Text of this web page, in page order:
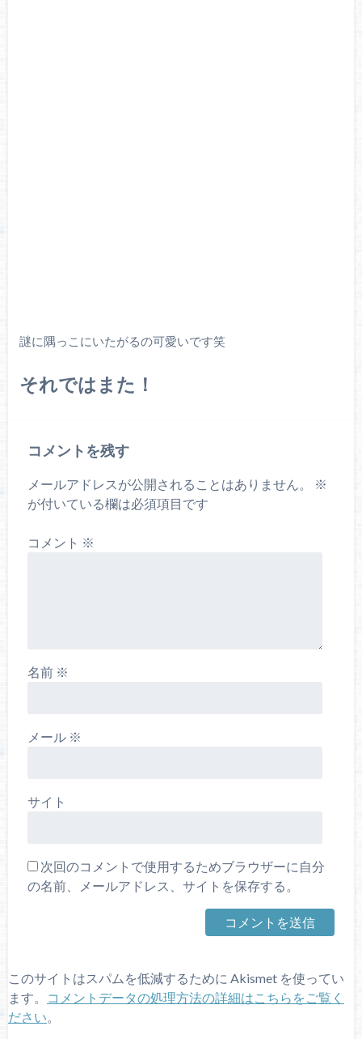
謎に隅っこにいたがるの可愛いです笑
それではまた！
コメントを残す
メールアドレスが公開されることはありません。
※
が付いている欄は必須項目です
コメント ※
名前 ※
メール ※
サイト
次回のコメントで使用するためブラウザーに自分
の名前、メールアドレス、サイトを保存する。
このサイトはスパムを低減するために Akismet を使ってい
ます。
コメントデータの処理方法の詳細はこちらをご覧く
ださい。